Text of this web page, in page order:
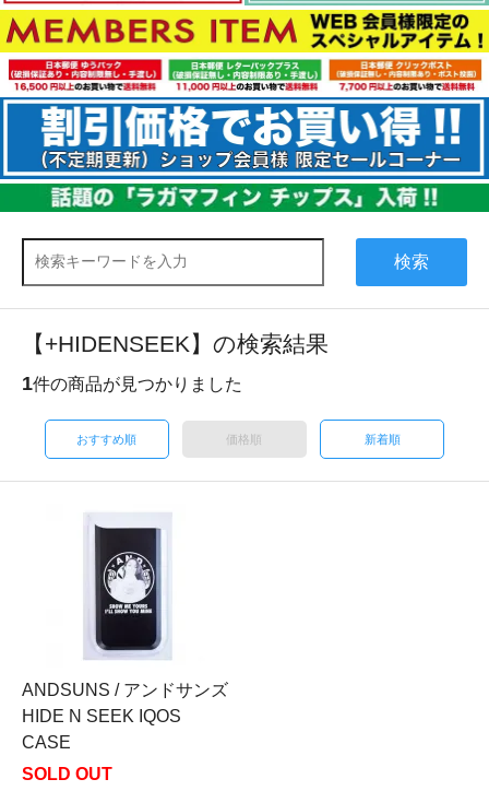
検索
【+HIDENSEEK】の検索結果
1件の商品が見つかりました
おすすめ順 価格順 新着順
ANDSUNS / アンドサンズ
HIDE N SEEK IQOS
CASE
SOLD OUT